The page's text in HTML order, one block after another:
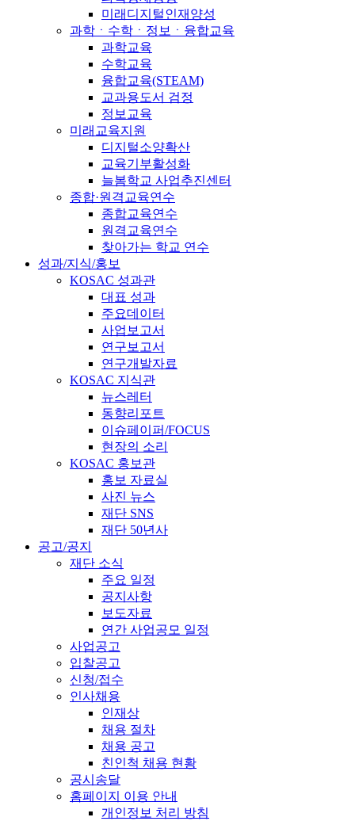
미래디지털인재양성
과학ㆍ수학ㆍ정보ㆍ융합교육
과학교육
수학교육
융합교육(STEAM)
교과용도서 검정
정보교육
미래교육지원
디지털소양확산
교육기부활성화
늘봄학교 사업추진센터
종합·원격교육연수
종합교육연수
원격교육연수
찾아가는 학교 연수
성과/지식/홍보
KOSAC 성과관
대표 성과
주요데이터
사업보고서
연구보고서
연구개발자료
KOSAC 지식관
뉴스레터
동향리포트
이슈페이퍼/FOCUS
현장의 소리
KOSAC 홍보관
홍보 자료실
사진 뉴스
재단 SNS
재단 50년사
공고/공지
재단 소식
주요 일정
공지사항
보도자료
연간 사업공모 일정
사업공고
입찰공고
신청/접수
인사채용
인재상
채용 절차
채용 공고
친인척 채용 현황
공시송달
홈페이지 이용 안내
개인정보 처리 방침